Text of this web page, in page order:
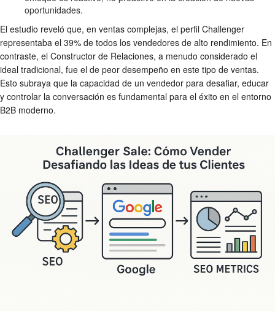
oportunidades.
El estudio reveló que, en ventas complejas, el perfil Challenger
representaba el 39% de todos los vendedores de alto rendimiento. En
contraste, el Constructor de Relaciones, a menudo considerado el
ideal tradicional, fue el de peor desempeño en este tipo de ventas.
Esto subraya que la capacidad de un vendedor para desafiar, educar
y controlar la conversación es fundamental para el éxito en el entorno
B2B moderno.